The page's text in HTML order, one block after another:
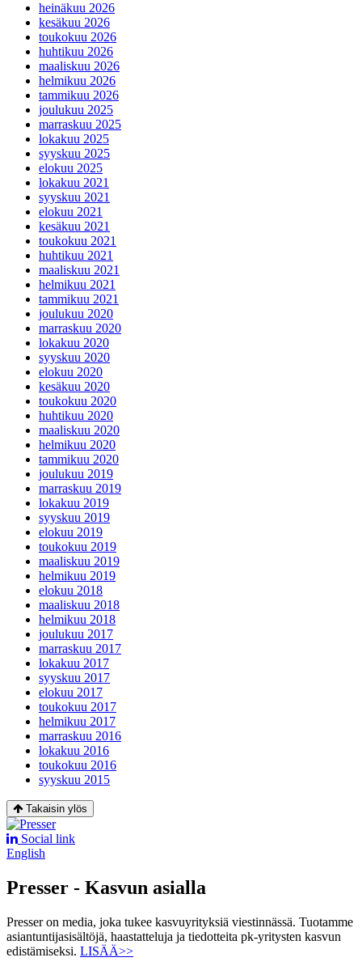
heinäkuu 2026
kesäkuu 2026
toukokuu 2026
huhtikuu 2026
maaliskuu 2026
helmikuu 2026
tammikuu 2026
joulukuu 2025
marraskuu 2025
lokakuu 2025
syyskuu 2025
elokuu 2025
lokakuu 2021
syyskuu 2021
elokuu 2021
kesäkuu 2021
toukokuu 2021
huhtikuu 2021
maaliskuu 2021
helmikuu 2021
tammikuu 2021
joulukuu 2020
marraskuu 2020
lokakuu 2020
syyskuu 2020
elokuu 2020
kesäkuu 2020
toukokuu 2020
huhtikuu 2020
maaliskuu 2020
helmikuu 2020
tammikuu 2020
joulukuu 2019
marraskuu 2019
lokakuu 2019
syyskuu 2019
elokuu 2019
toukokuu 2019
maaliskuu 2019
helmikuu 2019
elokuu 2018
maaliskuu 2018
helmikuu 2018
joulukuu 2017
marraskuu 2017
lokakuu 2017
syyskuu 2017
elokuu 2017
toukokuu 2017
helmikuu 2017
marraskuu 2016
lokakuu 2016
toukokuu 2016
syyskuu 2015
Takaisin ylös
Social link
English
Presser - Kasvun asialla
Presser on media, joka tukee kasvuyrityksiä viestinnässä. Tuotamme
asiantuntijasisältöjä, haastatteluja ja tiedotteita pk-yritysten kasvun
edistämiseksi. LISÄÄ>>